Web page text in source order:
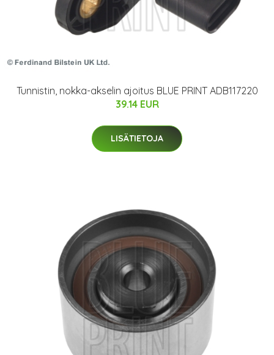
Tunnistin, nokka-akselin ajoitus BLUE PRINT ADB117220
39.14 EUR
LISÄTIETOJA